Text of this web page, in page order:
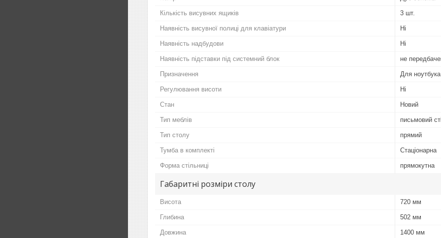
Кількість висувних ящиків 3 шт.
Наявність висувної полиці для клавіатури Ні
Наявність надбудови Ні
Наявність підставки під системний блок не
Призначення Для ноутбука
Регулювання висоти Ні
Стан Новий
Тип меблів письмовий
Тип столу прямий
Тумба в комплекті Стаціонарна
Форма стільниці прямокутна
Габаритні розміри столу
Висота 720 мм
Глибина 502 мм
Довжина 1400 мм